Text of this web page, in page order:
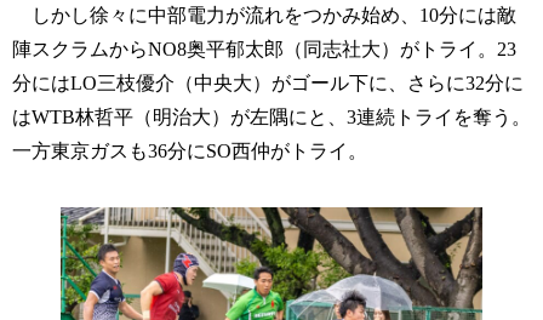
しかし徐々に中部電力が流れをつかみ始め、10分には敵
陣スクラムからNO8奥平郁太郎（同志社大）がトライ。23
分にはLO三枝優介（中央大）がゴール下に、さらに32分に
はWTB林哲平（明治大）が左隅にと、3連続トライを奪う。
一方東京ガスも36分にSO西仲がトライ。